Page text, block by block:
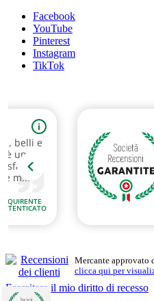
Facebook
YouTube
Pinterest
Instagram
TikTok
Mercante approvato
clicca qui per
Esercitare il mio diritto di recesso